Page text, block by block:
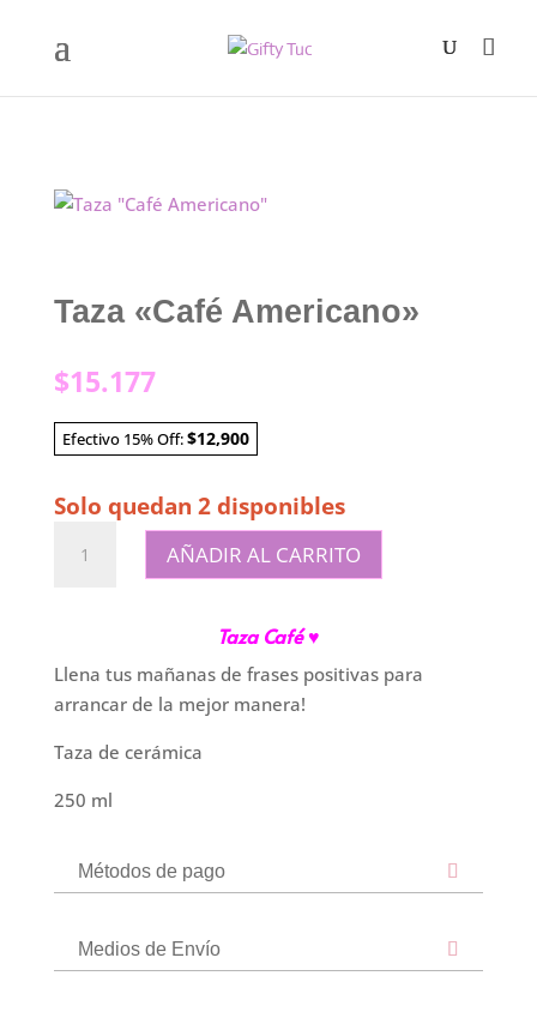
Taza «Café Americano»
$15.177
Efectivo 15% Off:$12,900
Solo quedan 2 disponibles
"Café
AÑADIR AL CARRITO
Taza Café♥
Llena tus mañanas de frases positivas para
arrancar de la mejor manera!
Taza de cerámica
250 ml
Métodos de pago
Medios de Envío